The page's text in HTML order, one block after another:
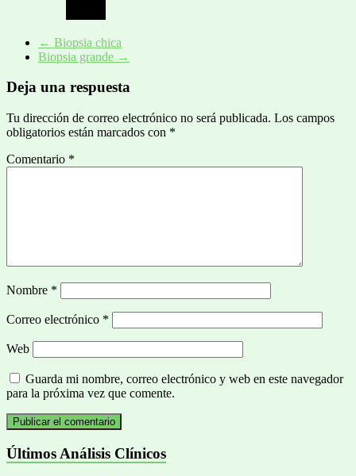
← Biopsia chica
Biopsia grande →
Deja una respuesta
Tu dirección de correo electrónico no será publicada. Los campos
obligatorios están marcados con *
Comentario *
Nombre *
Correo electrónico *
Web
Guarda mi nombre, correo electrónico y web en este navegador
para la próxima vez que comente.
Últimos Análisis Clínicos